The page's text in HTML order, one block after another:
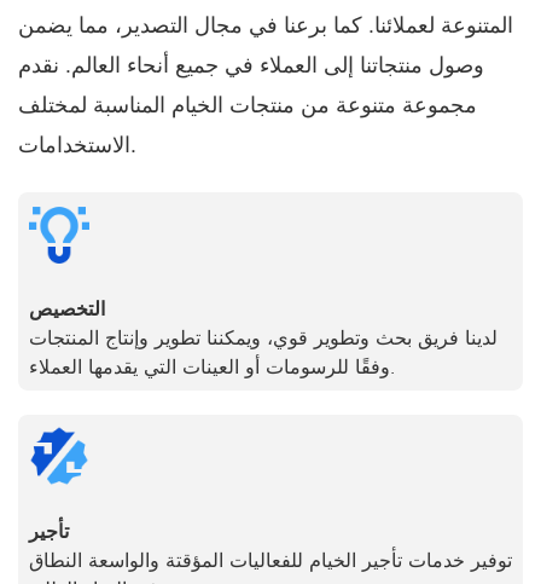
المتنوعة لعملائنا. كما برعنا في مجال التصدير، مما يضمن
وصول منتجاتنا إلى العملاء في جميع أنحاء العالم. نقدم
مجموعة متنوعة من منتجات الخيام المناسبة لمختلف
الاستخدامات.
التخصيص
لدينا فريق بحث وتطوير قوي، ويمكننا تطوير وإنتاج المنتجات
تأجير
توفير خدمات تأجير الخيام للفعاليات المؤقتة والواسعة النطاق